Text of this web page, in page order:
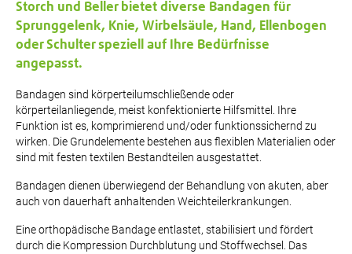
Storch und Beller bietet diverse Bandagen für
Sprunggelenk, Knie, Wirbelsäule, Hand, Ellenbogen
oder Schulter speziell auf Ihre Bedürfnisse
angepasst.
Bandagen sind körperteilumschließende oder
körperteilanliegende, meist konfektionierte Hilfsmittel. Ihre
Funktion ist es, komprimierend und/oder funktionssichernd zu
wirken. Die Grundelemente bestehen aus flexiblen Materialien oder
sind mit festen textilen Bestandteilen ausgestattet.
Bandagen dienen überwiegend der Behandlung von akuten, aber
auch von dauerhaft anhaltenden Weichteilerkrankungen.
Eine orthopädische Bandage entlastet, stabilisiert und fördert
durch die Kompression Durchblutung und Stoffwechsel. Das